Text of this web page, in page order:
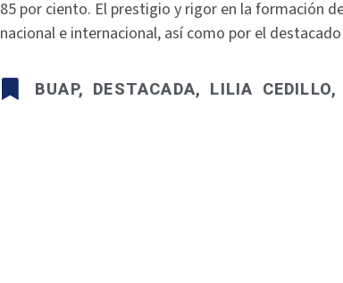
85 por ciento. El prestigio y rigor en la formación
nacional e internacional, así como por el
BUAP, DESTACADA, LILIA CEDILLO,